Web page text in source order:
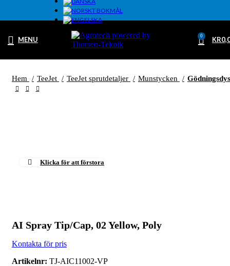
MENU 0 KR
Hem TeeJet TeeJet sprutdetaljer Munstycken
Klicka för att förstora
AI Spray Tip/Cap, 02 Yellow, Poly
Artikelnr: TJ-AIC11002-VP